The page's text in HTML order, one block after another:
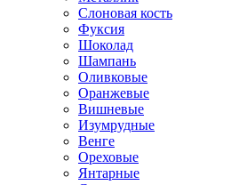
Слоновая кость
Фуксия
Шоколад
Шампань
Оливковые
Оранжевые
Вишневые
Изумрудные
Венге
Ореховые
Янтарные